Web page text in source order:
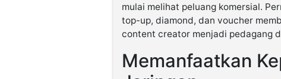
mulai melihat peluang komersial.
top-up, diamond, dan voucher
content creator menjadi pedagang
Memanfaatkan